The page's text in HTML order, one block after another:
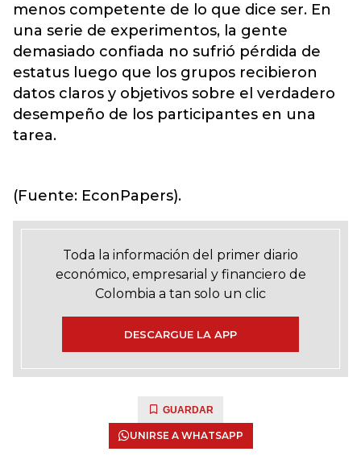
menos competente de lo que dice ser. En
una serie de experimentos, la gente
demasiado confiada no sufrió pérdida de
estatus luego que los grupos recibieron
datos claros y objetivos sobre el verdadero
desempeño de los participantes en una
tarea.
(Fuente: EconPapers).
Toda la información del primer diario
económico, empresarial y financiero de
Colombia a tan solo un clic
DESCARGUE LA APP
GUARDAR
UNIRSE A WHATSAPP